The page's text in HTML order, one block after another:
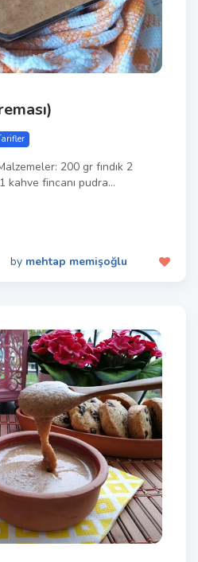
200 gr fındık 2
1 kahve fincanı pudra...
by mehtap memişoğlu